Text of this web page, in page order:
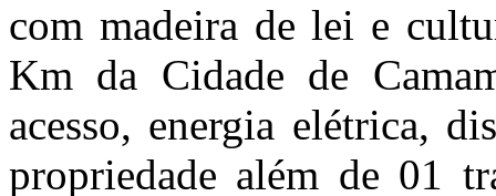
com madeira de lei e
Km da Cidade de
acesso, energia elétrica,
propriedade além de 01